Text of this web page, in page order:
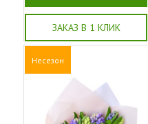
ЗАКАЗ В 1 КЛИК
Несезон